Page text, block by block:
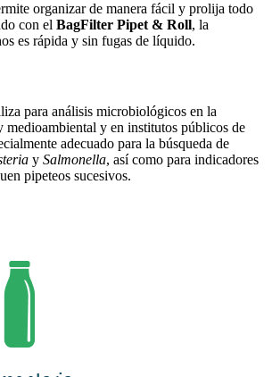
organizar de manera fácil y prolija todo
con el BagFilter Pipet & Roll, la
es rápida y sin fugas de líquido.
para análisis microbiológicos en la
medioambiental y en institutos públicos de
adecuado para la búsqueda de
y Salmonella, así como para indicadores
pipeteos sucesivos.